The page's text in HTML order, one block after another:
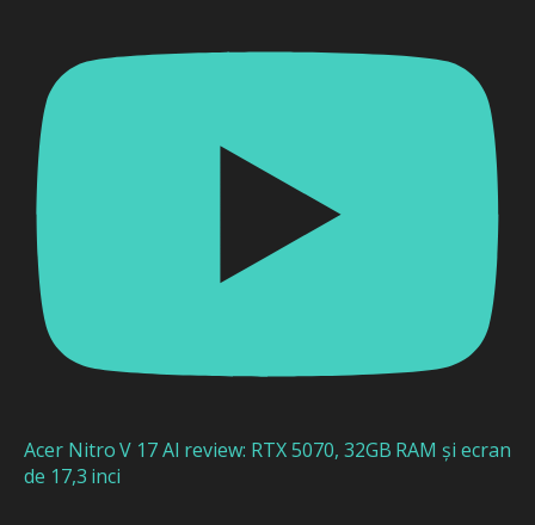
Acer Nitro V 17 AI review: RTX 5070, 32GB RAM și ecran
de 17,3 inci